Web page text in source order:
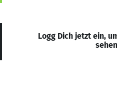
Logg Dich jetzt ein,